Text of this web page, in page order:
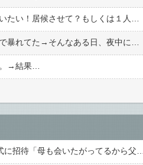
→結果…